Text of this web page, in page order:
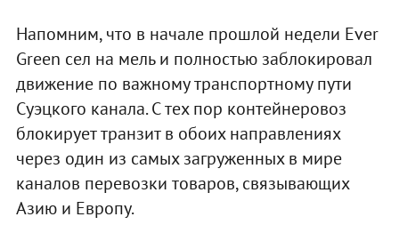
Напомним, что в начале прошлой недели Ever
Green сел на мель и полностью заблокировал
движение по важному транспортному пути
Суэцкого канала. С тех пор контейнеровоз
блокирует транзит в обоих направлениях
через один из самых загруженных в мире
каналов перевозки товаров, связывающих
Азию и Европу.